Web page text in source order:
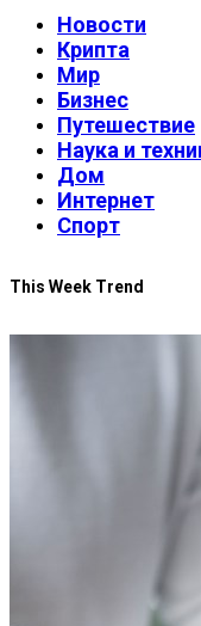
Новости
Крипта
Мир
Бизнес
Путешествие
Наука и
Дом
Интернет
Спорт
This Week Trend